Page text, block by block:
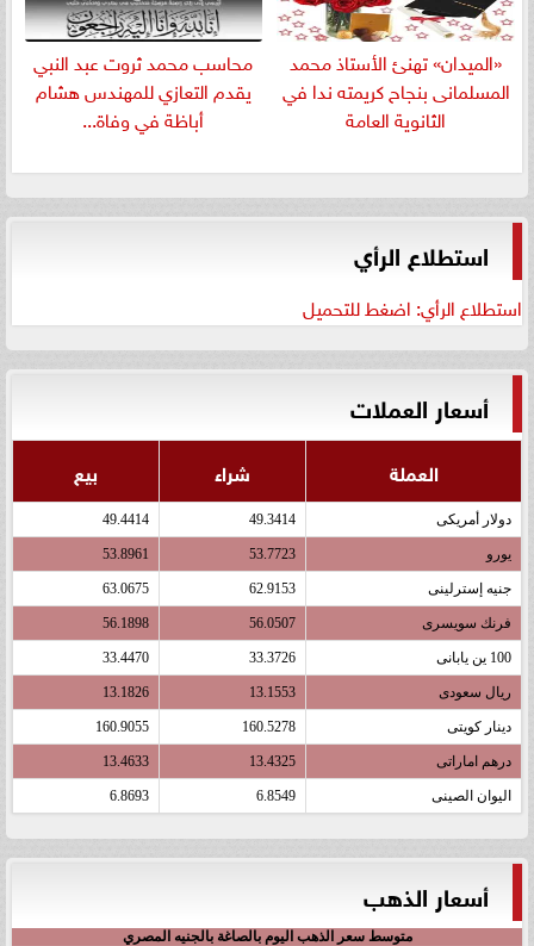
«الميدان» تهنئ الأستاذ محمد
المسلمانى بنجاح كريمته ندا في
الثانوية العامة
​محاسب محمد ثروت عبد النبي
يقدم التعازي للمهندس هشام
أباظة في وفاة...
استطلاع الرأي
استطلاع الرأي: اضغط للتحميل
أسعار العملات
العملة شراء بيع
دولار أمريكى 49.3414
49.4414
يورو 53.7723
53.8961
جنيه إسترلينى 62.9153
63.0675
فرنك سويسرى 56.0507
56.1898
100 ين يابانى 33.3726
33.4470
ريال سعودى 13.1553
13.1826
دينار كويتى 160.5278
160.9055
درهم اماراتى 13.4325
13.4633
اليوان الصينى 6.8549
6.8693
أسعار الذهب
متوسط سعر الذهب اليوم بالصاغة بالجنيه المصري